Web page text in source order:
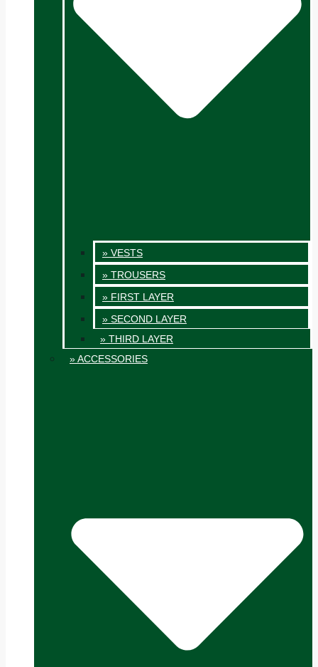
» VESTS
» TROUSERS
» FIRST LAYER
» SECOND LAYER
» THIRD LAYER
» ACCESSORIES